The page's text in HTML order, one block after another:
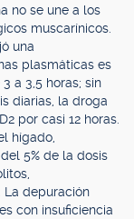
no se une a los
muscarínicos.
una
plasmáticas es
a 3,5 horas; sin
diarias, la droga
por casi 12 horas.
hígado,
5% de la dosis
La depuración
con insuficiencia